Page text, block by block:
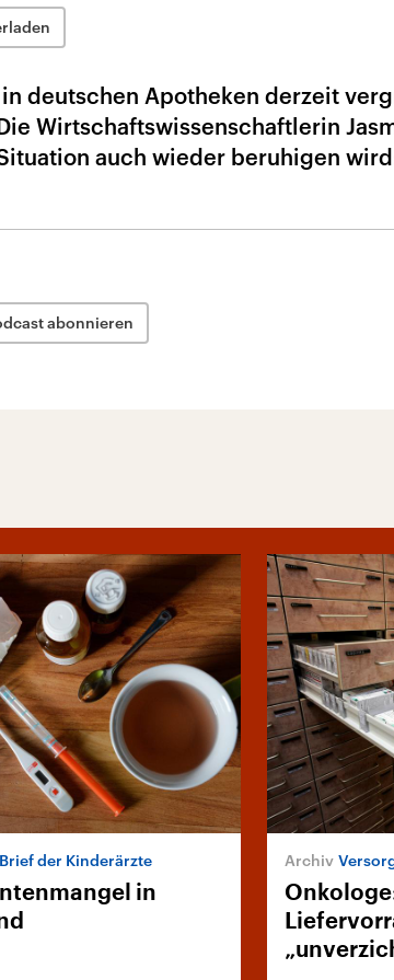
deutschen Apotheken derzeit
Wirtschaftswissenschaftlerin
auch wieder beruhigen
abonnieren
der Kinderärzte
in